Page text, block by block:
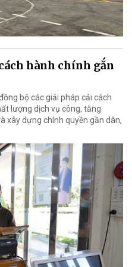
hành chính gắn
bộ các giải pháp cải cách
lượng dịch vụ công, tăng
xây dựng chính quyền gần dân,